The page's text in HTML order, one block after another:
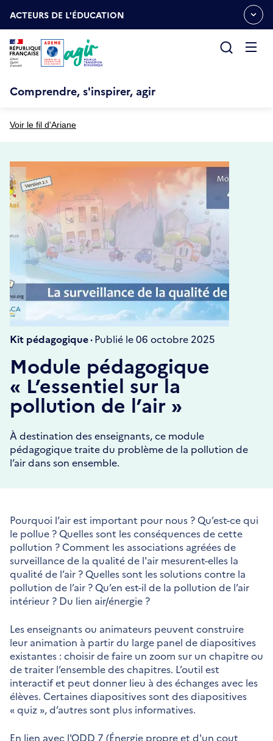
auOUVRIR
LE
MENU
ESPACE
ACTEURS DE L'ÉDUCATION
Comprendre, s'inspirer, agir
Voir le fil d'Ariane
Kit pédagogique ·Publié le 06 octobre 2025
Module pédagogique
« L’essentiel sur la
pollution de l’air »
À destination des enseignants, ce module
pédagogique traite du problème de la pollution de
l’air dans son ensemble.
Pourquoi l’air est important pour nous ? Qu’est-ce qui
le pollue ? Quelles sont les conséquences de cette
pollution ? Comment les associations agréées de
surveillance de la qualité de l'air mesurent-elles la
qualité de l’air ? Quelles sont les solutions contre la
pollution de l’air ? Qu’en est-il de la pollution de l’air
intérieur ? Du lien air/énergie ?
Les enseignants ou animateurs peuvent construire
leur animation à partir du large panel de diapositives
existantes : choisir de faire un zoom sur un chapitre ou
de traiter l’ensemble des chapitres. L’outil est
interactif et peut donner lieu à des échanges avec les
élèves. Certaines diapositives sont des diapositives
« quiz », d’autres sont plus informatives.
En lien avec l'ODD 7 (Énergie propre et d'un cout